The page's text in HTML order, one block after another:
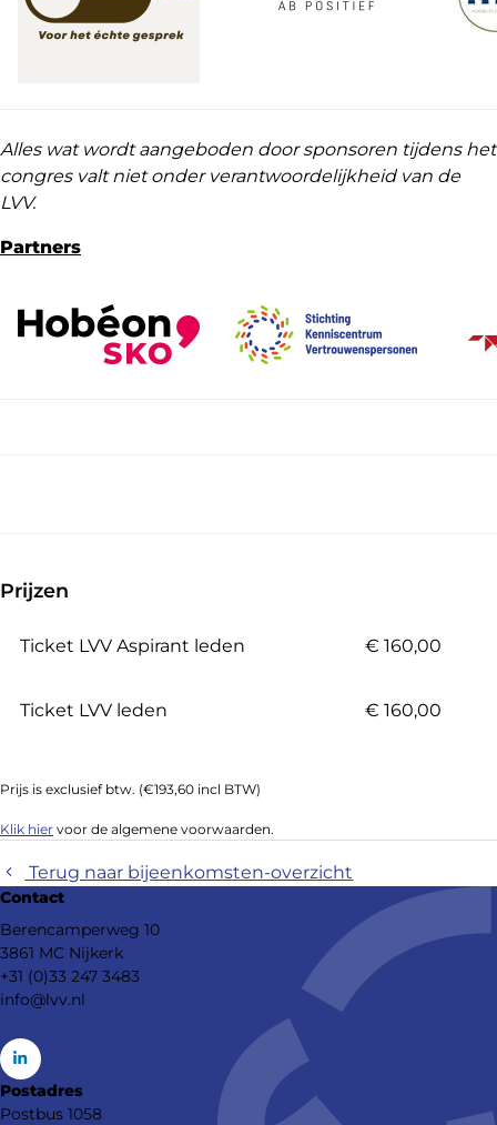
Alles wat wordt aangeboden door sponsoren tijdens het
congres valt niet onder verantwoordelijkheid van de
LVV.
Partners
Prijzen
Ticket LVV Aspirant leden € 160,00
Ticket LVV leden € 160,00
Prijs is exclusief btw. (€193,60 incl BTW)
Klik hier voor de algemene voorwaarden.
Terug naar bijeenkomsten-overzicht
Contact
Berencamperweg 10
3861 MC Nijkerk
+31 (0)33 247 3483
info@lvv.nl
Go
to
Postadres
Postbus 1058